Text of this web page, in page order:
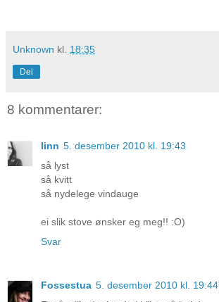
Unknown kl. 18:35
Del
8 kommentarer:
linn 5. desember 2010 kl. 19:43
så lyst
så kvitt
så nydelege vindauge
ei slik stove ønsker eg meg!! :O)
Svar
Fossestua 5. desember 2010 kl. 19:44